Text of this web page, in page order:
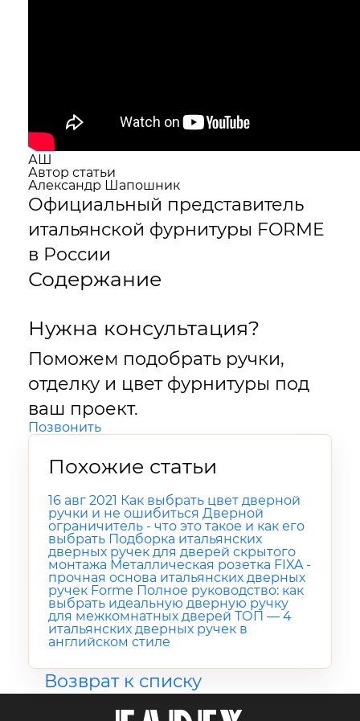
АШ
Автор статьи
Александр Шапошник
Официальный представитель
итальянской фурнитуры FORME
в России
Содержание
Нужна консультация?
Поможем подобрать ручки,
отделку и цвет фурнитуры под
ваш проект.
Позвонить
Похожие статьи
16 авг 2021 Как выбрать цвет дверной
ручки и не ошибиться Дверной
ограничитель - что это такое и как его
выбрать Подборка итальянских
дверных ручек для дверей скрытого
монтажа Металлическая розетка FIXA -
прочная основа итальянских дверных
ручек Forme Полное руководство: как
выбрать идеальную дверную ручку
для межкомнатных дверей ТОП — 4
итальянских дверных ручек в
английском стиле
Возврат к списку